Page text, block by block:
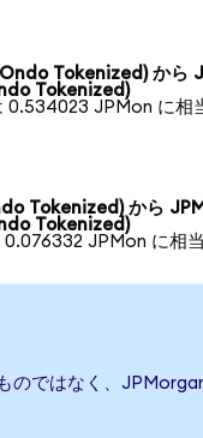
Tokenized) から
Tokenized)
0.534023 JPMon に相
Tokenized) から
Tokenized)
0.076332 JPMon に相当
ではなく、